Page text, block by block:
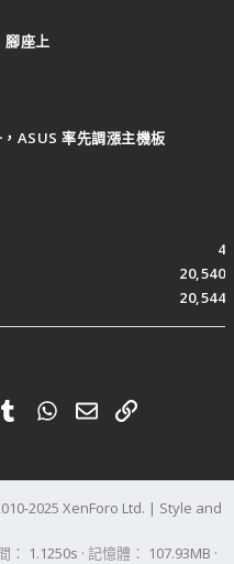
腳座上
ASUS 率先調漲主機板
4
20,540
20,544
TumblrWhatsApp
電子郵件
連結
2025 XenForo Ltd. | Style and
1.1250s 記憶體 107.93MB